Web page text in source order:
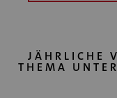
JÄHRLICHE
THEMA